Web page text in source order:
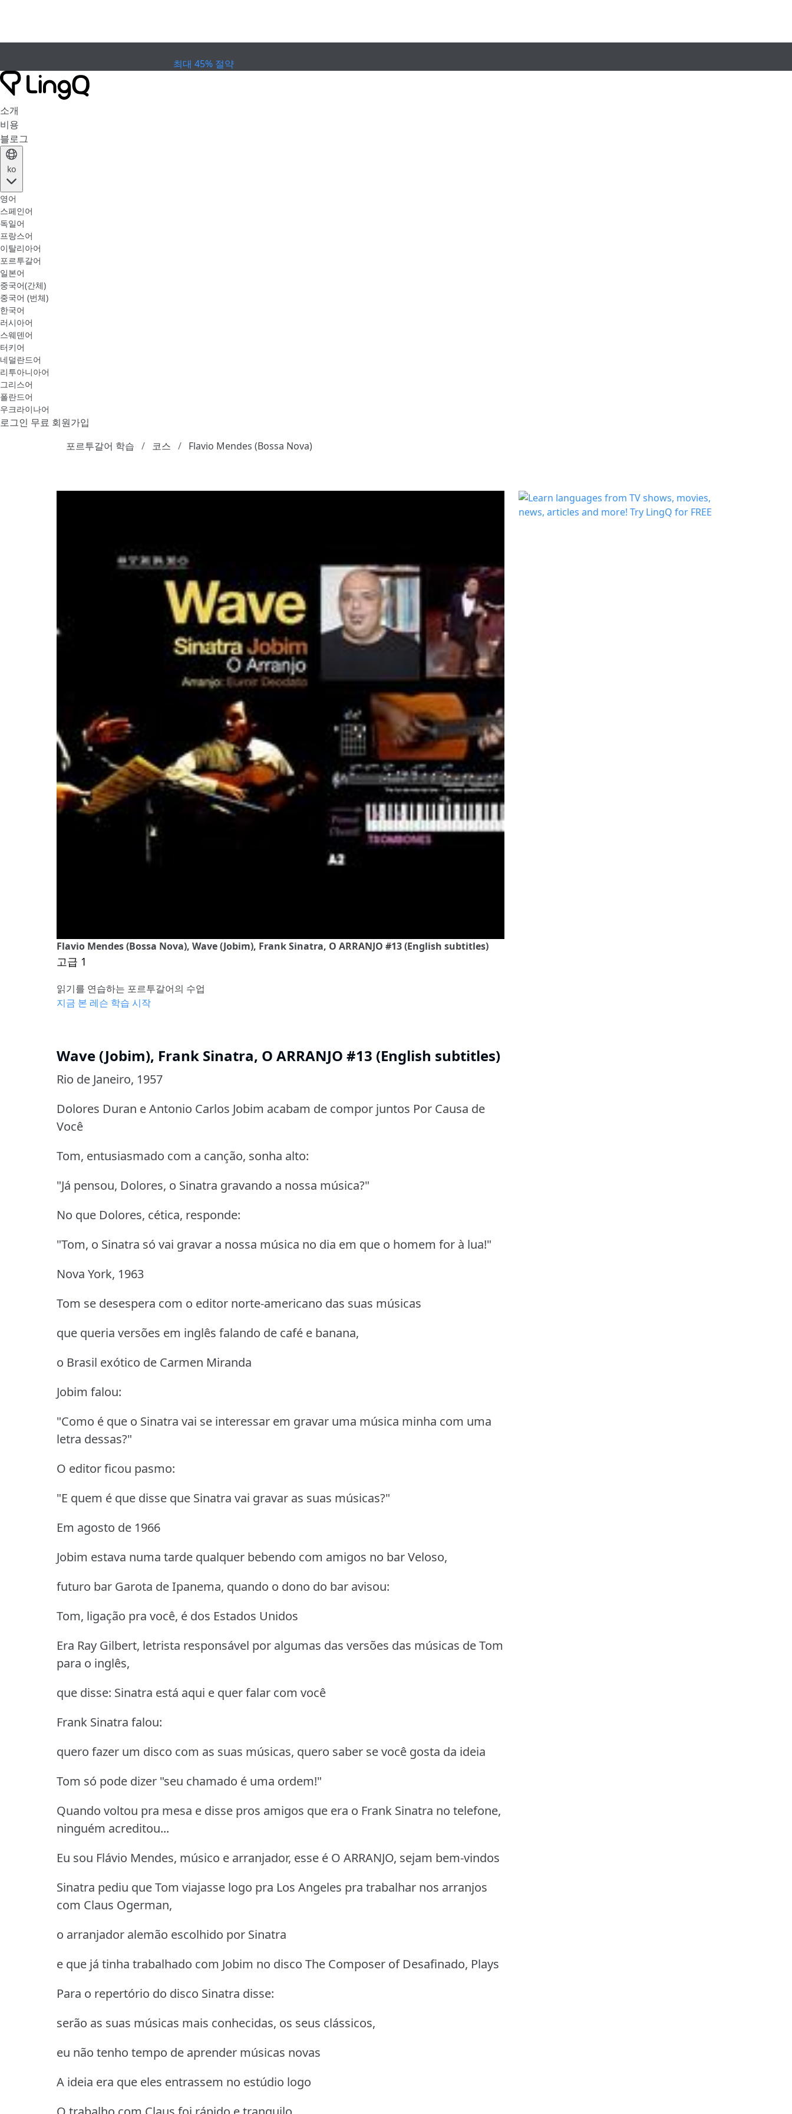
최대 45% 절약
소개
비용
블로그
ko
영어
스페인어
독일어
프랑스어
이탈리아어
포르투갈어
일본어
중국어(간체)
중국어 (번체)
한국어
러시아어
스웨덴어
터키어
네덜란드어
리투아니아어
그리스어
폴란드어
우크라이나어
로그인 무료 회원가입
포르투갈어 학습
코스 Flavio Mendes (Bossa Nova)
Flavio Mendes (Bossa Nova), Wave (Jobim), Frank Sinatra, O ARRANJO #13 (English subtitles)
고급 1
읽기를 연습하는 포르투갈어의 수업
지금 본 레슨 학습 시작
Wave (Jobim), Frank Sinatra, O ARRANJO #13 (English subtitles)
Rio de Janeiro, 1957
Dolores Duran e Antonio Carlos Jobim acabam de compor juntos Por Causa de
Você
Tom, entusiasmado com a canção, sonha alto:
"Já pensou, Dolores, o Sinatra gravando a nossa música?"
No que Dolores, cética, responde:
"Tom, o Sinatra só vai gravar a nossa música no dia em que o homem for à lua!"
Nova York, 1963
Tom se desespera com o editor norte-americano das suas músicas
que queria versões em inglês falando de café e banana,
o Brasil exótico de Carmen Miranda
Jobim falou:
"Como é que o Sinatra vai se interessar em gravar uma música minha com uma
letra dessas?"
O editor ficou pasmo:
"E quem é que disse que Sinatra vai gravar as suas músicas?"
Em agosto de 1966
Jobim estava numa tarde qualquer bebendo com amigos no bar Veloso,
futuro bar Garota de Ipanema, quando o dono do bar avisou:
Tom, ligação pra você, é dos Estados Unidos
Era Ray Gilbert, letrista responsável por algumas das versões das músicas de Tom
para o inglês,
que disse: Sinatra está aqui e quer falar com você
Frank Sinatra falou:
quero fazer um disco com as suas músicas, quero saber se você gosta da ideia
Tom só pode dizer "seu chamado é uma ordem!"
Quando voltou pra mesa e disse pros amigos que era o Frank Sinatra no telefone,
ninguém acreditou...
Eu sou Flávio Mendes, músico e arranjador, esse é O ARRANJO, sejam bem-vindos
Sinatra pediu que Tom viajasse logo pra Los Angeles pra trabalhar nos arranjos
com Claus Ogerman,
o arranjador alemão escolhido por Sinatra
e que já tinha trabalhado com Jobim no disco The Composer of Desafinado, Plays
Para o repertório do disco Sinatra disse:
serão as suas músicas mais conhecidas, os seus clássicos,
eu não tenho tempo de aprender músicas novas
A ideia era que eles entrassem no estúdio logo